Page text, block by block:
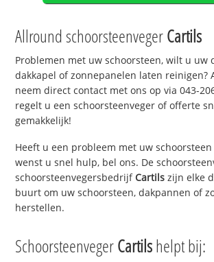
Allround schoorsteenvegerCartils
Problemen met uw schoorsteen, wilt u uw
dakkapel of zonnepanelen laten reinigen?
neem direct contact met ons op via 043-
regelt u een schoorsteenveger of offerte
gemakkelijk!
Heeft u een probleem met uw
wenst u snel hulp, bel ons. De
schoorsteenvegersbedrijfCartils zijn elke
buurt om uw schoorsteen, dakpannen of
herstellen.
SchoorsteenvegerCartilshelpt bij: